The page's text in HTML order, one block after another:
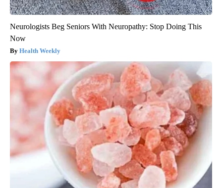
Neurologists Beg Seniors With Neuropathy: Stop Doing This
Now
Health Weekly